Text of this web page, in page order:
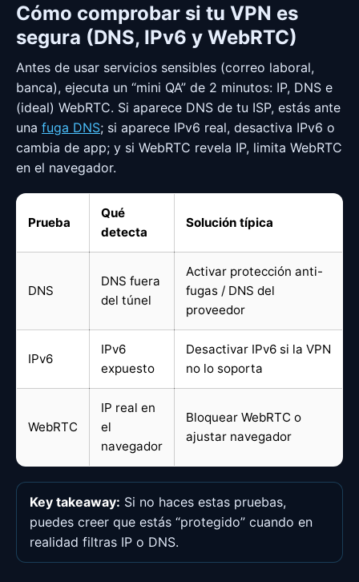
Cómo comprobar si tu VPN es
segura (DNS, IPv6 y WebRTC)
Antes de usar servicios sensibles (correo laboral,
banca), ejecuta un “mini QA” de 2 minutos: IP, DNS e
(ideal) WebRTC. Si aparece DNS de tu ISP, estás ante
una fuga DNS; si aparece IPv6 real, desactiva IPv6 o
cambia de app; y si WebRTC revela IP, limita WebRTC
en el navegador.
Prueba
Qué
detecta
Solución típica
DNS
DNS fuera
del túnel
Activar protección anti-
fugas / DNS del
proveedor
IPv6
IPv6
expuesto
Desactivar IPv6 si la VPN
no lo soporta
WebRTC
IP real en
el
navegador
Bloquear WebRTC o
ajustar navegador
Key takeaway: Si no haces estas pruebas,
puedes creer que estás “protegido” cuando en
realidad filtras IP o DNS.